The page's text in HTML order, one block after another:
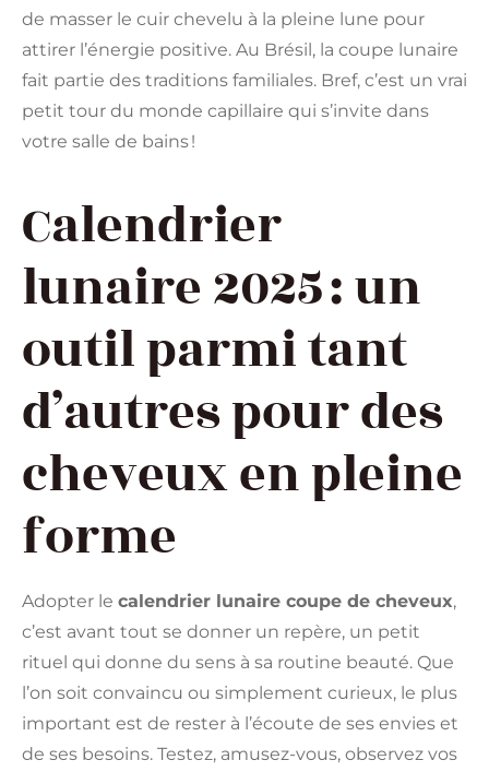
de masser le cuir chevelu à la pleine lune pour
attirer l’énergie positive. Au Brésil, la coupe lunaire
fait partie des traditions familiales. Bref, c’est un vrai
petit tour du monde capillaire qui s’invite dans
votre salle de bains !
Calendrier
lunaire 2025 : un
outil parmi tant
d’autres pour des
cheveux en pleine
forme
Adopter le calendrier lunaire coupe de cheveux,
c’est avant tout se donner un repère, un petit
rituel qui donne du sens à sa routine beauté. Que
l’on soit convaincu ou simplement curieux, le plus
important est de rester à l’écoute de ses envies et
de ses besoins. Testez, amusez-vous, observez vos